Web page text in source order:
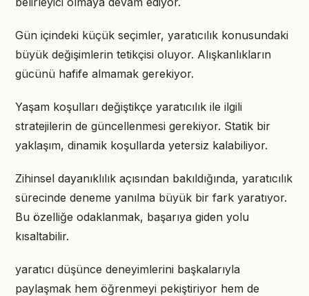
Gün içindeki küçük seçimler, yaratıcılık konusundaki
büyük değişimlerin tetikçisi oluyor. Alışkanlıkların
gücünü hafife almamak gerekiyor.
Yaşam koşulları değiştikçe yaratıcılık ile ilgili
stratejilerin de güncellenmesi gerekiyor. Statik bir
yaklaşım, dinamik koşullarda yetersiz kalabiliyor.
Zihinsel dayanıklılık açısından bakıldığında, yaratıcılık
sürecinde deneme yanılma büyük bir fark yaratıyor.
Bu özelliğe odaklanmak, başarıya giden yolu
kısaltabilir.
yaratıcı düşünce deneyimlerini başkalarıyla
paylaşmak hem öğrenmeyi pekiştiriyor hem de